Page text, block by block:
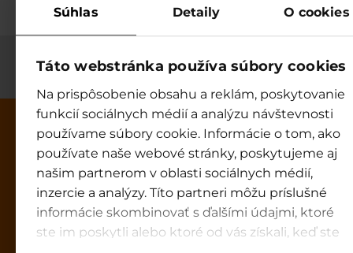
Súhlas Detaily O cookies
Táto webstránka používa súbory cookies
Na prispôsobenie obsahu a reklám, poskytovanie
funkcií sociálnych médií a analýzu návštevnosti
používame súbory cookie. Informácie o tom, ako
používate naše webové stránky, poskytujeme aj
našim partnerom v oblasti sociálnych médií,
inzercie a analýzy. Títo partneri môžu príslušné
informácie skombinovať s ďalšími údajmi, ktoré
ste im poskytli alebo ktoré od vás získali, keď ste
Tatralandia
Otváracia doba: